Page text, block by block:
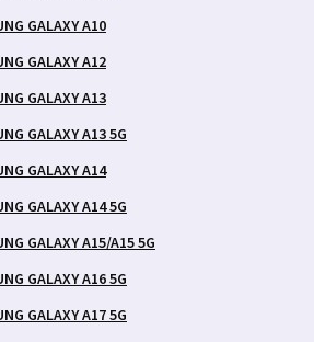
GALAXY A10
GALAXY A12
GALAXY A13
GALAXY A13 5G
GALAXY A14
GALAXY A14 5G
GALAXY A15/A15 5G
GALAXY A16 5G
GALAXY A17 5G